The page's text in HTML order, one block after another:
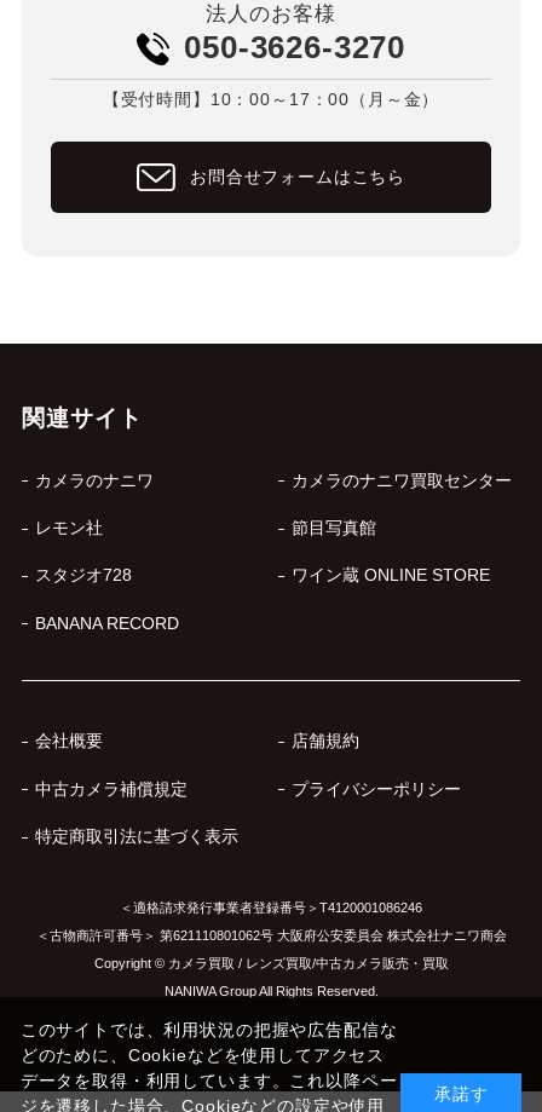
法人のお客様
050-3626-3270
【受付時間】10：00～17：00（月～金）
お問合せフォームはこちら
関連サイト
カメラのナニワ カメラのナニワ買取センター
レモン社 節目写真館
スタジオ728 ワイン蔵 ONLINE STORE
BANANA RECORD
会社概要 店舗規約
中古カメラ補償規定 プライバシーポリシー
特定商取引法に基づく表示
＜適格請求発行事業者登録番号＞T4120001086246
＜古物商許可番号＞ 第621110801062号 大阪府公安委員会 株式会社ナニワ商会
Copyright © カメラ買取 / レンズ買取/中古カメラ販売・買取
NANIWA Group All Rights Reserved.
このサイトでは、利用状況の把握や広告配信な
どのために、Cookieなどを使用してアクセス
データを取得・利用しています。これ以降ペー
ジを遷移した場合、Cookieなどの設定や使用
承諾す